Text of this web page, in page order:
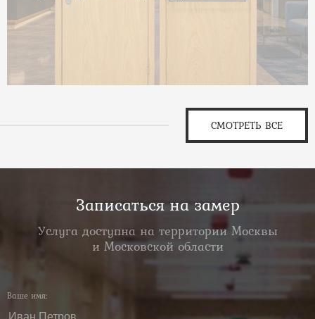
СМОТРЕТЬ ВСЕ
Записаться на замер
Услуга доступна на территории Москвы
и Московской области
Ваше имя: